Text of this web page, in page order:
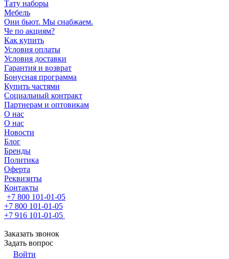
Тату наборы
Мебель
Они бьют. Мы снабжаем.
Че по акциям?
Как купить
Условия оплаты
Условия доставки
Гарантия и возврат
Бонусная программа
Купить частями
Социальный контракт
Партнерам и оптовикам
О нас
О нас
Новости
Блог
Бренды
Политика
Оферта
Реквизиты
Контакты
+7 800 101-01-05
+7 800 101-01-05
+7 916 101-01-05
Заказать звонок
Задать вопрос
Войти